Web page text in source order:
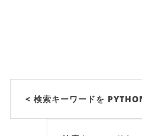
< 検索キーワードを